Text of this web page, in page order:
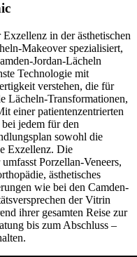
in der ästhetischen
Makeover spezialisiert,
Jordan-Lächeln
Technologie mit
verstehen, die für
Lächeln-Transformationen,
einer patientenzentrierten
jedem für den
sowohl die
Exzellenz. Die
Porzellan-Veneers,
ästhetisches
wie bei den Camden-
der Vitrin
ihrer gesamten Reise zur
bis zum Abschluss –